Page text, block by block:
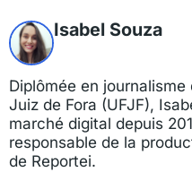
Isabel Souza
Diplômée en journalisme
Juiz de Fora (UFJF),
marché digital depuis
responsable de la
de Reportei.